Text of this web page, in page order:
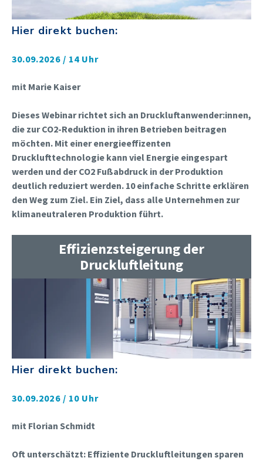
Hier direkt buchen:
30.09.2026 / 14 Uhr
mit Marie Kaiser
Dieses Webinar richtet sich an Druckluftanwender:innen,
die zur CO2-Reduktion in ihren Betrieben beitragen
möchten. Mit einer energieeffizenten
Drucklufttechnologie kann viel Energie eingespart
werden und der CO2 Fußabdruck in der Produktion
deutlich reduziert werden. 10 einfache Schritte erklären
den Weg zum Ziel. Ein Ziel, dass alle Unternehmen zur
klimaneutraleren Produktion führt.
Effizienzsteigerung der
Druckluftleitung
Hier direkt buchen:
30.09.2026 / 10 Uhr
mit Florian Schmidt
Oft unterschätzt: Effiziente Druckluftleitungen sparen